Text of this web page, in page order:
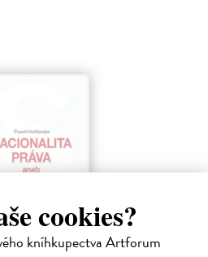
cookies?
kníhkupectva Artforum